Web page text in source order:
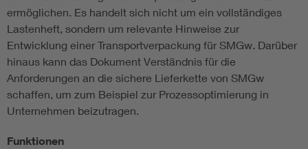
ermöglichen. Es handelt sich nicht um ein vollständiges
Lastenheft, sondern um relevante Hinweise zur
Entwicklung einer Transportverpackung für SMGw. Darüber
hinaus kann das Dokument Verständnis für die
Anforderungen an die sichere Lieferkette von SMGw
schaffen, um zum Beispiel zur Prozessoptimierung in
Unternehmen beizutragen.
Funktionen